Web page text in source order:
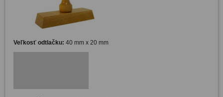
Veľkosť odtlačku: 40 mm x 20 mm